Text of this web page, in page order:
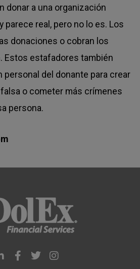
donar a una organización
parece real, pero no lo es. Los
donaciones o cobran los
Estos estafadores también
personal del donante para crear
o cometer más crímenes
persona.
F
a
T
w
I
n